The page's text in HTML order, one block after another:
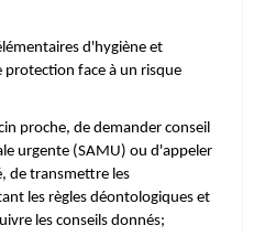
d'hygiène et
protection face à un risque
proche, de demander conseil
urgente (SAMU) ou d'appeler
de transmettre les
les règles déontologiques et
les conseils donnés;